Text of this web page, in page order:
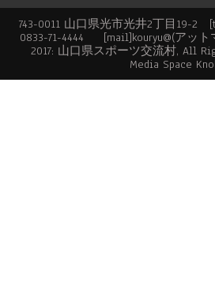
743-0011 山口県光市光井2丁目19-
0833-71-4444 [mail]kouryu@(アット
2017: 山口県スポーツ交流村, All
Media Space